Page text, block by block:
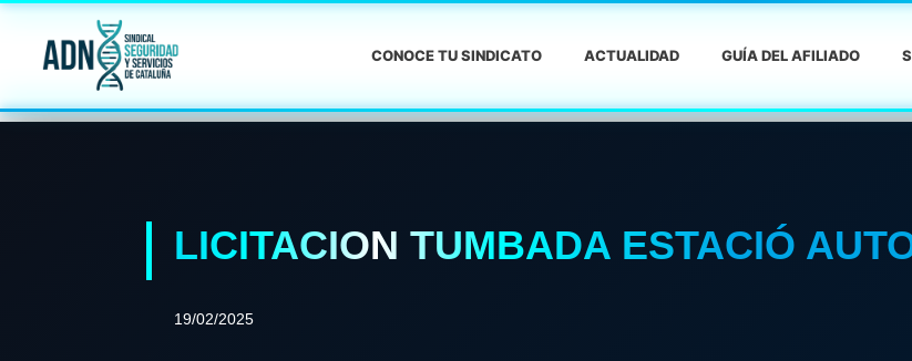
CONOCE TU SINDICATO ACTUALIDAD GUÍA DEL AFILIADO
LICITACION TUMBADA ESTACIÓ
19/02/2025